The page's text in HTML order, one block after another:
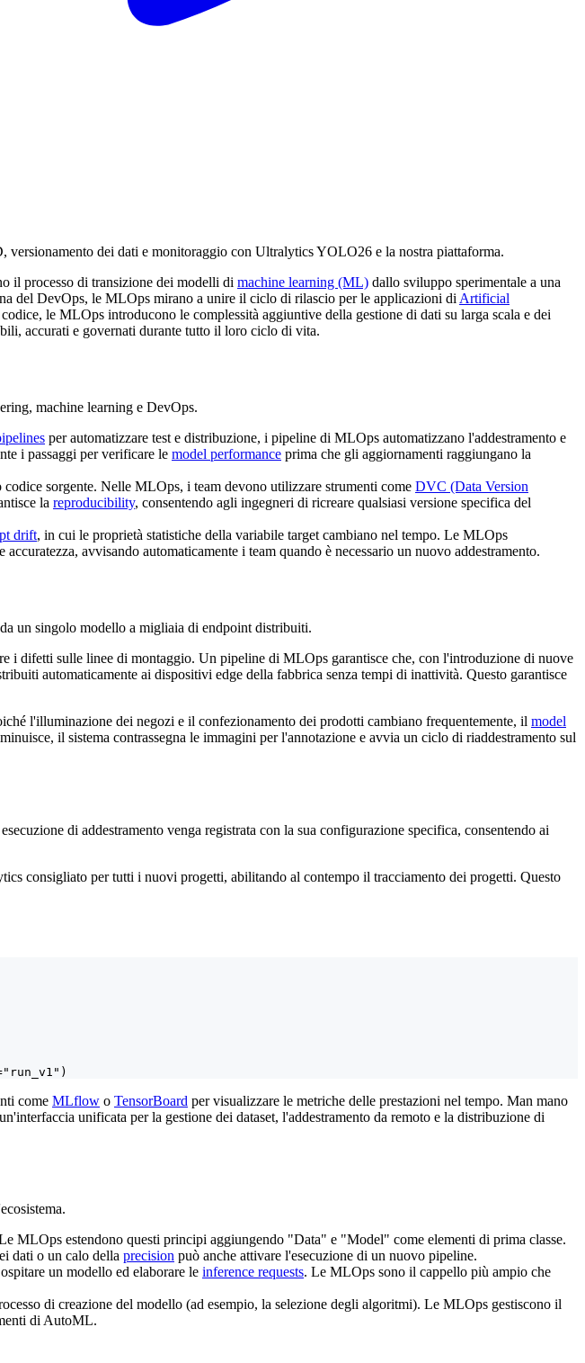
dei dati e monitoraggio con Ultralytics YOLO26 e la nostra piattaforma.
il processo di transizione dei modelli di machine learning (ML) dallo sviluppo sperimentale a una
del DevOps, le MLOps mirano a unire il ciclo di rilascio per le applicazioni di Artificial
le MLOps introducono le complessità aggiuntive della gestione di dati su larga scala e dei
accurati e governati durante tutto il loro ciclo di vita.
machine learning e DevOps.
per automatizzare test e distribuzione, i pipeline di MLOps automatizzano l'addestramento e
i passaggi per verificare le model performance prima che gli aggiornamenti raggiungano la
sorgente. Nelle MLOps, i team devono utilizzare strumenti come DVC (Data Version
la reproducibility, consentendo agli ingegneri di ricreare qualsiasi versione specifica del
drift, in cui le proprietà statistiche della variabile target cambiano nel tempo. Le MLOps
e accuratezza, avvisando automaticamente i team quando è necessario un nuovo addestramento.
un singolo modello a migliaia di endpoint distribuiti.
i difetti sulle linee di montaggio. Un pipeline di MLOps garantisce che, con l'introduzione di nuove
automaticamente ai dispositivi edge della fabbrica senza tempi di inattività. Questo garantisce
l'illuminazione dei negozi e il confezionamento dei prodotti cambiano frequentemente, il model
il sistema contrassegna le immagini per l'annotazione e avvia un ciclo di riaddestramento sul
di addestramento venga registrata con la sua configurazione specifica, consentendo ai
consigliato per tutti i nuovi progetti, abilitando al contempo il tracciamento dei progetti. Questo
come MLflow o TensorBoard per visualizzare le metriche delle prestazioni nel tempo. Man mano
unificata per la gestione dei dataset, l'addestramento da remoto e la distribuzione di
MLOps estendono questi principi aggiungendo "Data" e "Model" come elementi di prima classe.
dati o un calo della precision può anche attivare l'esecuzione di un nuovo pipeline.
un modello ed elaborare le inference requests. Le MLOps sono il cappello più ampio che
di creazione del modello (ad esempio, la selezione degli algoritmi). Le MLOps gestiscono il
di AutoML.